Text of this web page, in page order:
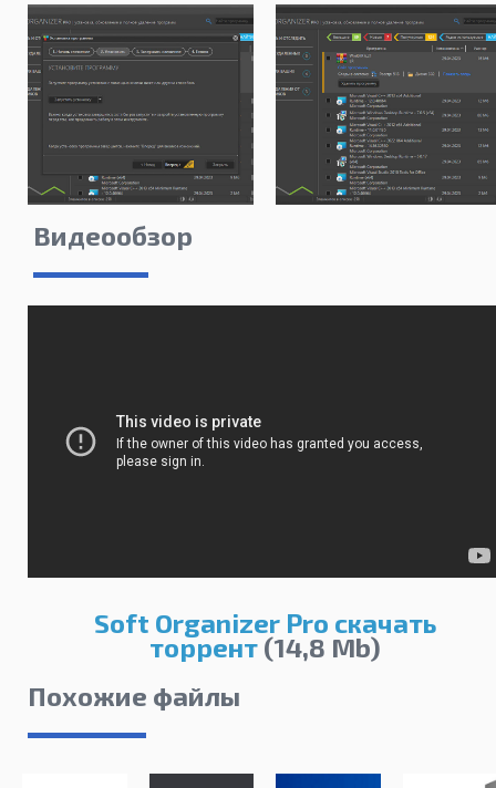
Видеообзор
Soft Organizer Pro скачать
торрент(14,8 Mb)
Похожие файлы